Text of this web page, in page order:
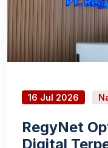
16 Jul 2026
RegyNet
Digital